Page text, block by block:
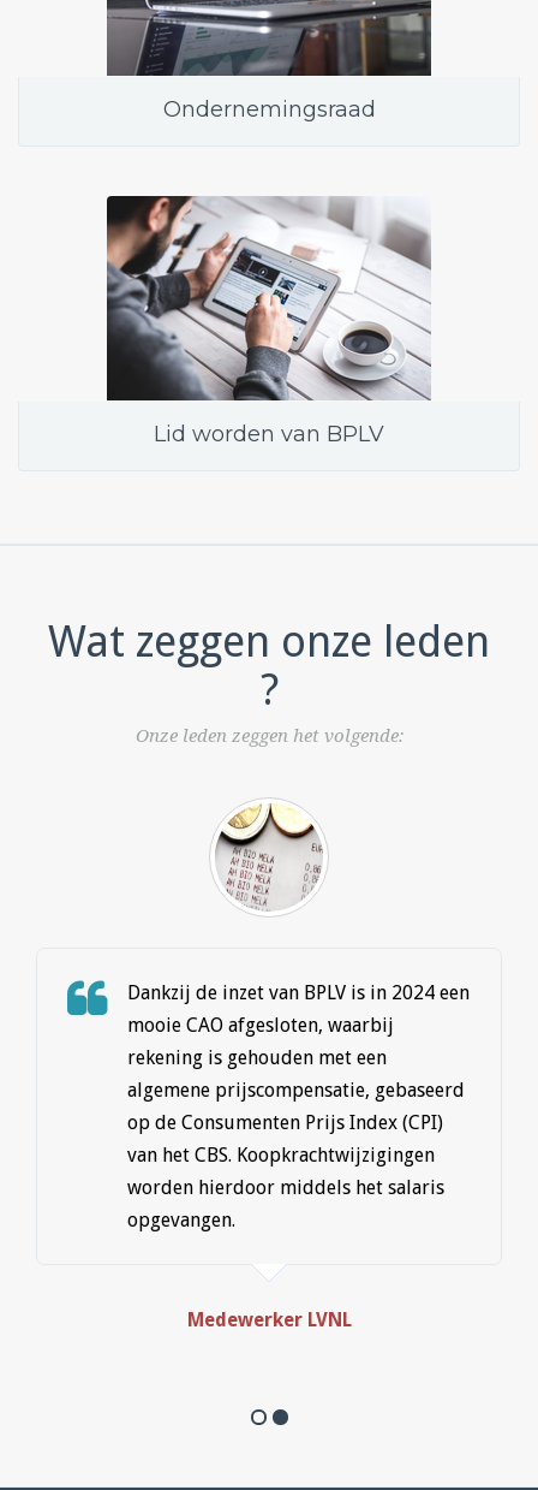
Ondernemingsraad
Lid worden van BPLV
Wat zeggen onze leden
?
Onze leden zeggen het volgende:
Dankzij de inzet van BPLV is in 2024 een
mooie CAO afgesloten, waarbij
rekening is gehouden met een
algemene prijscompensatie, gebaseerd
op de Consumenten Prijs Index (CPI)
van het CBS. Koopkrachtwijzigingen
worden hierdoor middels het salaris
opgevangen.
Medewerker LVNL